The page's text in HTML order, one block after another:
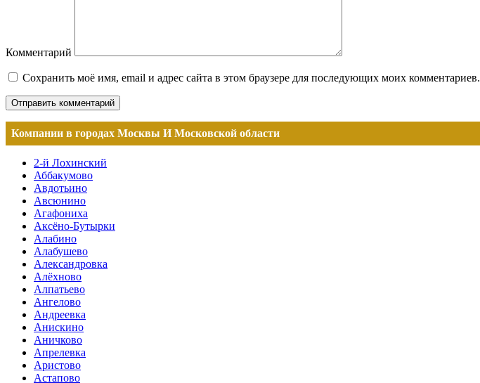
Комментарий
Сохранить моё имя, email и адрес сайта в этом браузере для последующих моих комментариев.
Компании в городах Москвы И Московской области
2-й Лохинский
Аббакумово
Авдотьино
Авсюнино
Агафониха
Аксёно-Бутырки
Алабино
Алабушево
Александровка
Алёхново
Алпатьево
Ангелово
Андреевка
Анискино
Аничково
Апрелевка
Аристово
Астапово